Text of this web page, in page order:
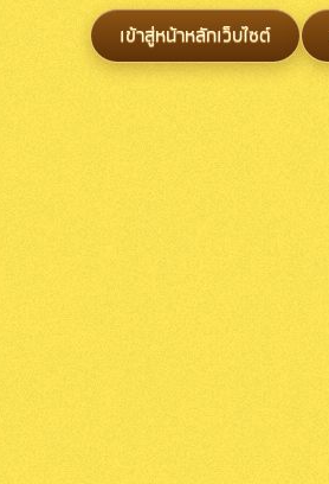
เข้าสู่หน้าหลักเว็บไซต์